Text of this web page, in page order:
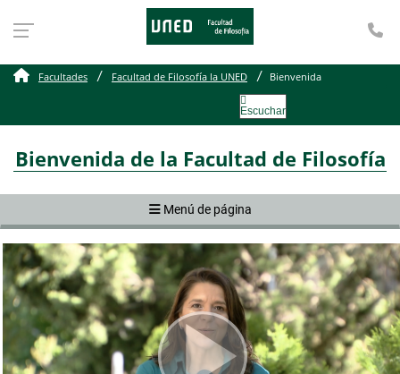
Bienvenida de la
Facultades Facultad de Filosofía la UNED Bienvenida
Escuchar
Bienvenida de la Facultad de Filosofía
Menú de página